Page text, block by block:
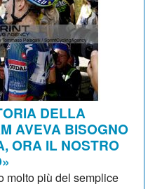
DELLA
AVEVA BISOGNO
ORA IL NOSTRO
molto più del semplice